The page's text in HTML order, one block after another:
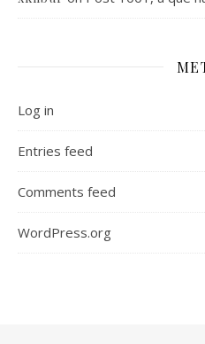
Log in
Entries feed
Comments feed
WordPress.org